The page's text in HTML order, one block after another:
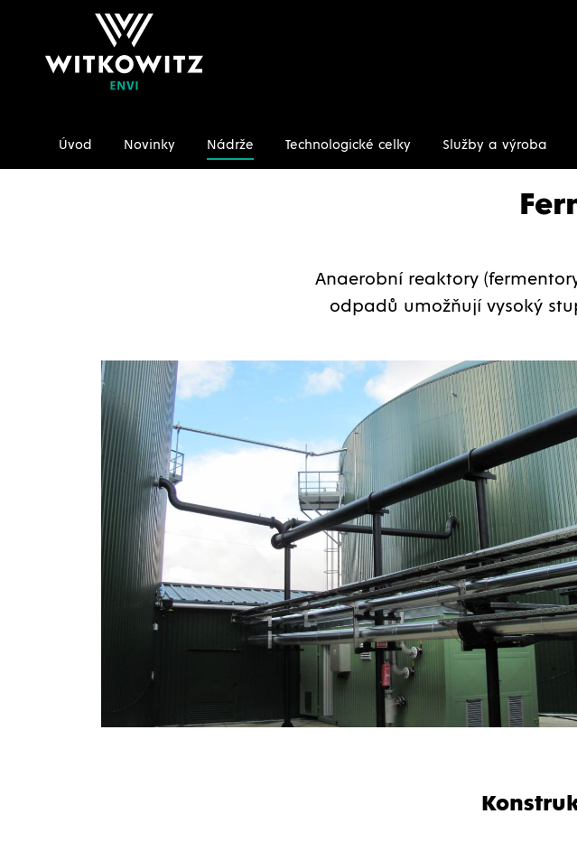
Úvod Novinky Nádrže Technologické celky Služby a výroba
Úvodní stránka Nádrže Vodohospodářství Fermentory
Anaerobní reaktory
odpadů umožňují vysoký